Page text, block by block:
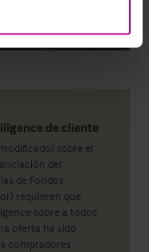
de cliente
sobre el
del
de Fondos
requieren que
sobre a todos
oferta ha sido
compradores